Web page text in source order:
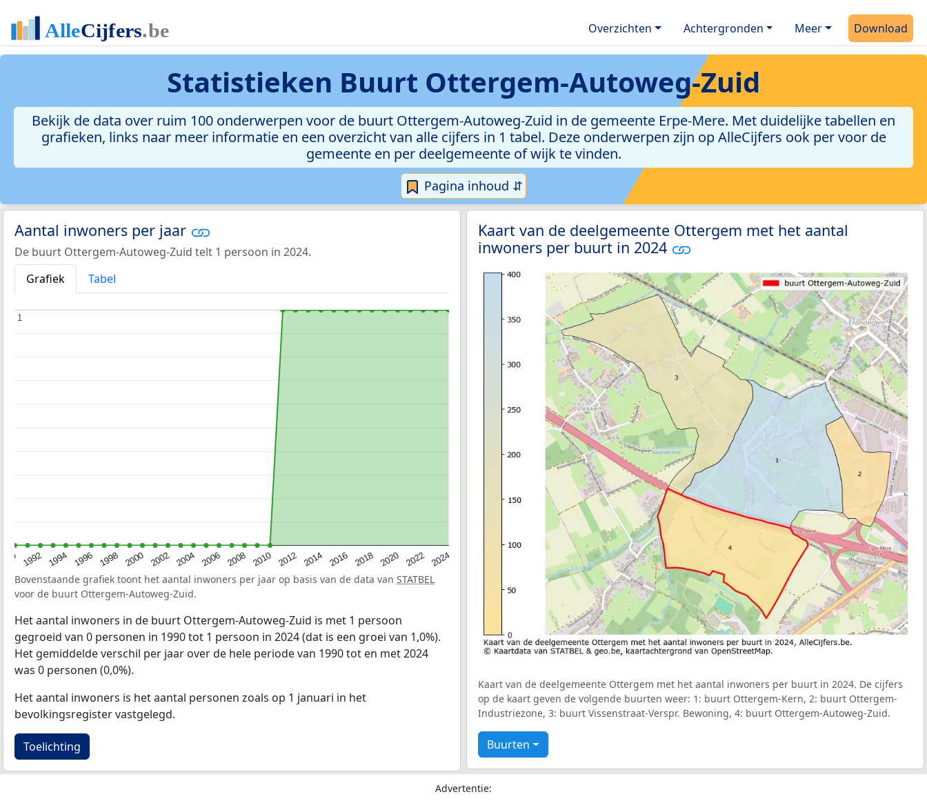
Overzichten Achtergronden Meer Download
Statistieken Buurt Ottergem-Autoweg-Zuid
Bekijk de data over ruim 100 onderwerpen voor de buurt Ottergem-Autoweg-Zuid in de gemeente Erpe-Mere. Met duidelijke tabellen en
grafieken, links naar meer informatie en een overzicht van alle cijfers in 1 tabel. Deze onderwerpen zijn op AlleCijfers ook per voor de
gemeente en per deelgemeente of wijk te vinden.
Pagina inhoud ⇵
Aantal inwoners per jaar
De buurt Ottergem-Autoweg-Zuid telt 1 persoon in 2024.
Grafiek
Tabel
1992 1994 1996 1998 2000 2002 2004 2006 2008 2010 2012 2014 2016 2018 2020 2022 2024
11
Bovenstaande grafiek toont het aantal inwoners per jaar op basis van de data van STATBEL
voor de buurt Ottergem-Autoweg-Zuid.
Het aantal inwoners in de buurt Ottergem-Autoweg-Zuid is met 1 persoon
gegroeid van 0 personen in 1990 tot 1 persoon in 2024 (dat is een groei van 1,0%).
Het gemiddelde verschil per jaar over de hele periode van 1990 tot en met 2024
was 0 personen (0,0%).
Het aantal inwoners is het aantal personen zoals op 1 januari in het
bevolkingsregister vastgelegd.
Toelichting
Kaart van de deelgemeente Ottergem met het aantal
inwoners per buurt in 2024
Kaart van de deelgemeente Ottergem met het aantal inwoners per buurt in 2024. De cijfers
op de kaart geven de volgende buurten weer: 1: buurt Ottergem-Kern, 2: buurt Ottergem-
Industriezone, 3: buurt Vissenstraat-Verspr. Bewoning, 4: buurt Ottergem-Autoweg-Zuid.
Buurten
Advertentie: